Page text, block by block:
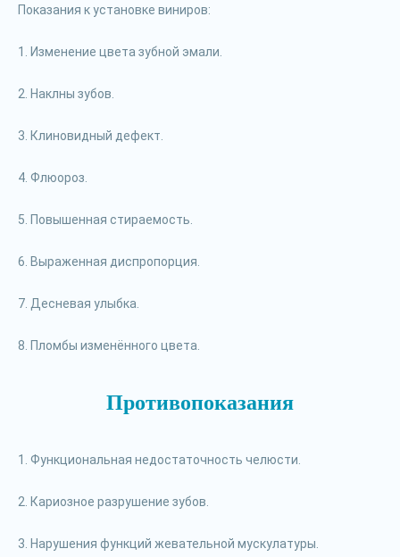
Показания к установке виниров:
1. Изменение цвета зубной эмали.
2. Наклны зубов.
3. Клиновидный дефект.
4. Флюороз.
5. Повышенная стираемость.
6. Выраженная диспропорция.
7. Десневая улыбка.
8. Пломбы изменённого цвета.
Противопоказания
1. Функциональная недостаточность челюсти.
2. Кариозное разрушение зубов.
3. Нарушения функций жевательной мускулатуры.